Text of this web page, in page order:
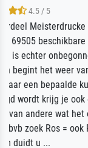
Die
getrübt,
Ehefrau
auch